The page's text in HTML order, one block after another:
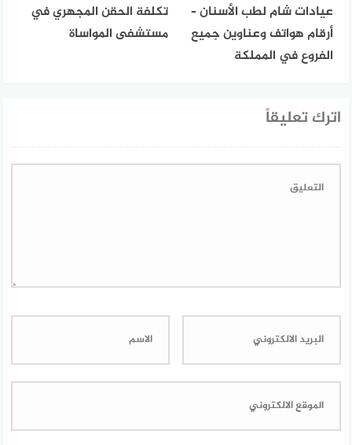
عيادات شام لطب الأسنان –
أرقام هواتف وعناوين جميع
الفروع في المملكة
تكلفة الحقن المجهري في
مستشفى المواساة
اترك تعليقاً